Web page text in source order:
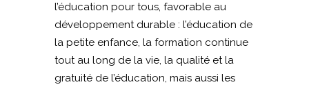
l’éducation pour tous, favorable au
développement durable : l’éducation de
la petite enfance, la formation continue
tout au long de la vie, la qualité et la
gratuité de l’éducation, mais aussi les